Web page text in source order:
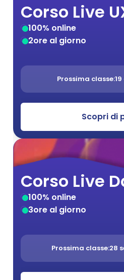
Corso Live
100% online
2ore al giorno
Prossima classe:
Scopri di
Corso Live
100% online
3ore al giorno
Prossima classe:28